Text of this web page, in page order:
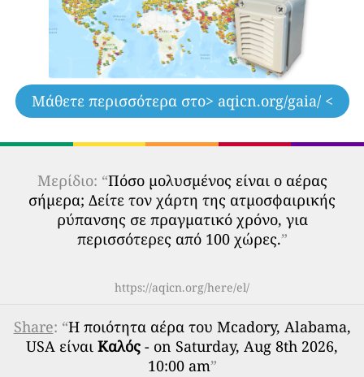
Μάθετε περισσότερα στο> aqicn.org/gaia/ <
Μερίδιο: “Πόσο μολυσμένος είναι ο αέρας
σήμερα; Δείτε τον χάρτη της ατμοσφαιρικής
ρύπανσης σε πραγματικό χρόνο, για
περισσότερες από 100 χώρες.”
https://aqicn.org/here/el/
Share: “Η ποιότητα αέρα του Mcadory, Alabama,
USA είναι Καλός - on Saturday, Aug 8th 2026,
10:00 am”